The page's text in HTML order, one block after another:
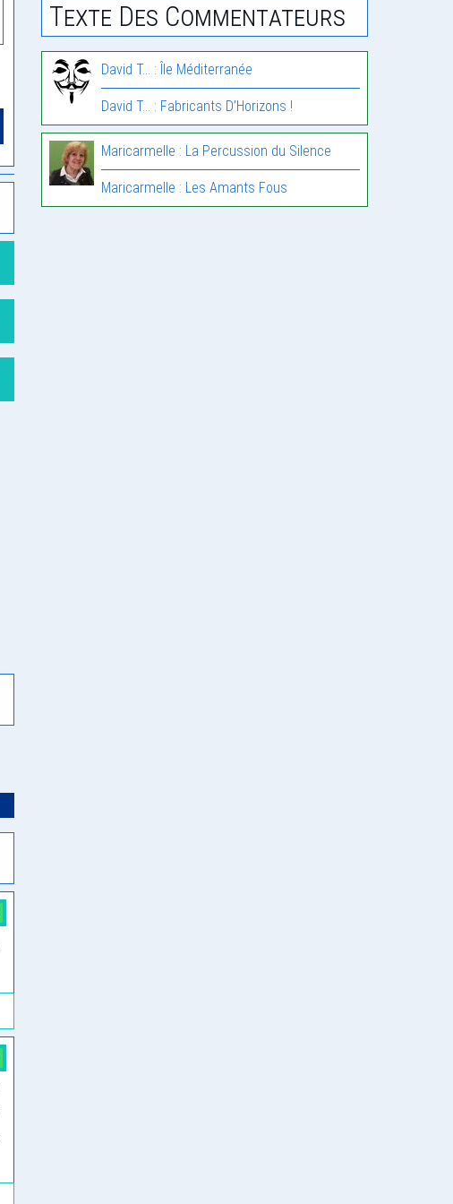
Texte Des Commentateurs
David T... : Île Méditerranée
David T... : Fabricants D’Horizons !
Maricarmelle : La Percussion du Silence
Maricarmelle : Les Amants Fous